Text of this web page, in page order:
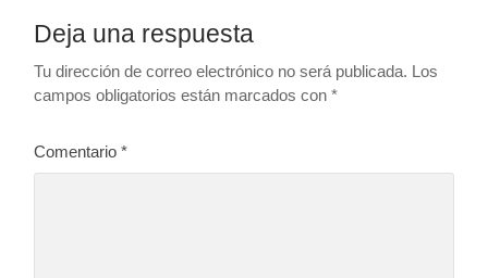
Deja una respuesta
Tu dirección de correo electrónico no será publicada. Los
campos obligatorios están marcados con*
Comentario*